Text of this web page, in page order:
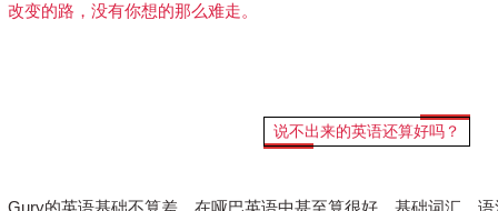
改变的路，没有你想的那么难走。
说不出来的英语还算好吗？
Gury的英语基础不算差，在哑巴英语中甚至算很好，基础词汇、